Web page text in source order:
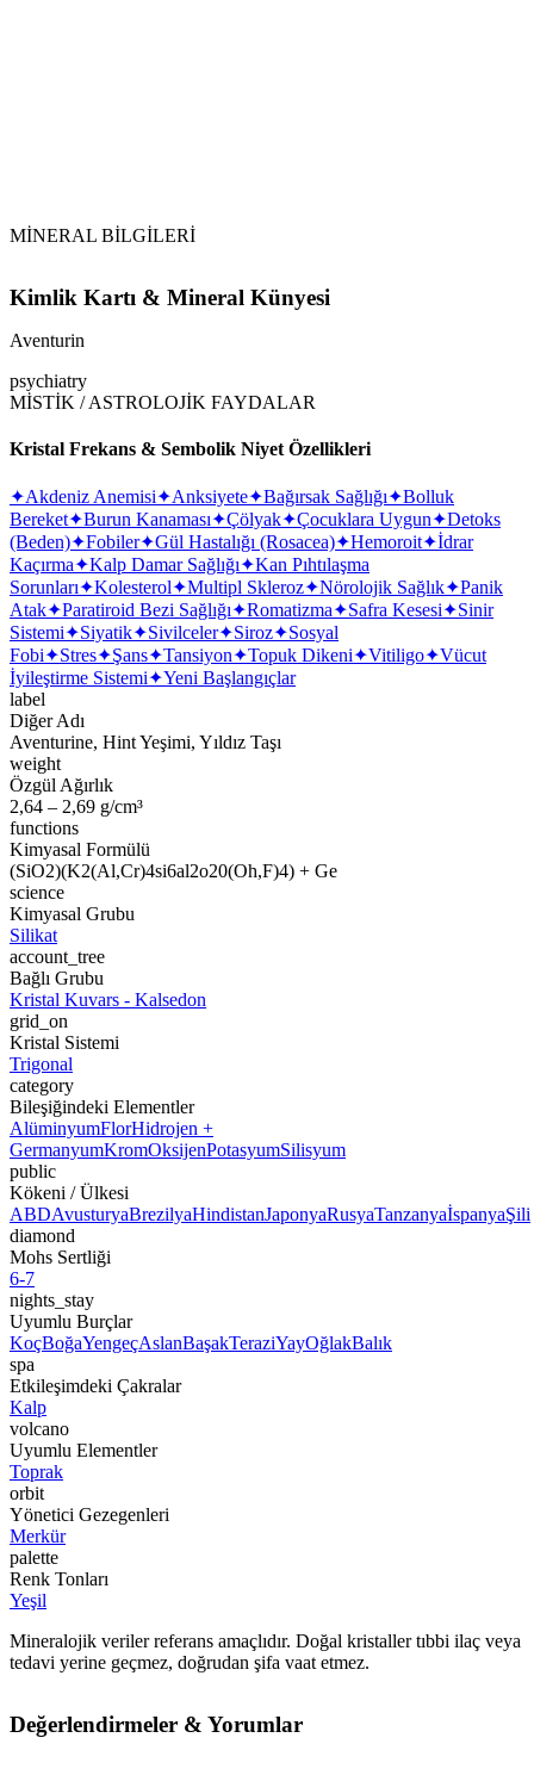
MİNERAL BİLGİLERİ
Kimlik Kartı & Mineral Künyesi
Aventurin
psychiatry
MİSTİK / ASTROLOJİK FAYDALAR
Kristal Frekans & Sembolik Niyet Özellikleri
✦Akdeniz Anemisi✦Anksiyete✦Bağırsak Sağlığı✦Bolluk
Bereket✦Burun Kanaması✦Çölyak✦Çocuklara Uygun✦Detoks
(Beden)✦Fobiler✦Gül Hastalığı (Rosacea)✦Hemoroit✦İdrar
Kaçırma✦Kalp Damar Sağlığı✦Kan Pıhtılaşma
Sorunları✦Kolesterol✦Multipl Skleroz✦Nörolojik Sağlık✦Panik
Atak✦Paratiroid Bezi Sağlığı✦Romatizma✦Safra Kesesi✦Sinir
Sistemi✦Siyatik✦Sivilceler✦Siroz✦Sosyal
Fobi✦Stres✦Şans✦Tansiyon✦Topuk Dikeni✦Vitiligo✦Vücut
İyileştirme Sistemi✦Yeni Başlangıçlar
label
Diğer Adı
Aventurine, Hint Yeşimi, Yıldız Taşı
weight
Özgül Ağırlık
2,64 – 2,69 g/cm³
functions
Kimyasal Formülü
(SiO2)(K2(Al,Cr)4si6al2o20(Oh,F)4) + Ge
science
Kimyasal Grubu
Silikat
account_tree
Bağlı Grubu
Kristal Kuvars - Kalsedon
grid_on
Kristal Sistemi
Trigonal
category
Bileşiğindeki Elementler
AlüminyumFlorHidrojen +
GermanyumKromOksijenPotasyumSilisyum
public
Kökeni / Ülkesi
ABDAvusturyaBrezilyaHindistanJaponyaRusyaTanzanyaİspanyaŞili
diamond
Mohs Sertliği
6-7
nights_stay
Uyumlu Burçlar
KoçBoğaYengeçAslanBaşakTeraziYayOğlakBalık
spa
Etkileşimdeki Çakralar
Kalp
volcano
Uyumlu Elementler
Toprak
orbit
Yönetici Gezegenleri
Merkür
palette
Renk Tonları
Yeşil
Mineralojik veriler referans amaçlıdır. Doğal kristaller tıbbi ilaç veya
tedavi yerine geçmez, doğrudan şifa vaat etmez.
Değerlendirmeler & Yorumlar